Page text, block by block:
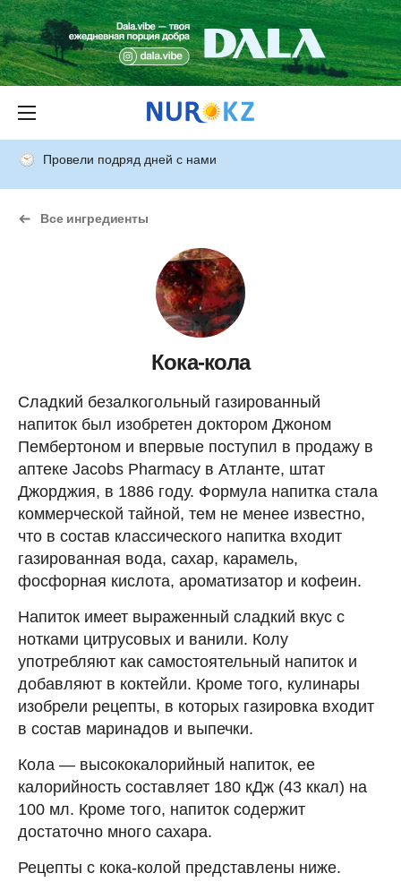
Провели подряд дней с нами
Все ингредиенты
Кока-кола
Сладкий безалкогольный газированный
напиток был изобретен доктором Джоном
Пембертоном и впервые поступил в продажу в
аптеке Jacobs Pharmacy в Атланте, штат
Джорджия, в 1886 году. Формула напитка стала
коммерческой тайной, тем не менее известно,
что в состав классического напитка входит
газированная вода, сахар, карамель,
фосфорная кислота, ароматизатор и кофеин.
Напиток имеет выраженный сладкий вкус с
нотками цитрусовых и ванили. Колу
употребляют как самостоятельный напиток и
добавляют в коктейли. Кроме того, кулинары
изобрели рецепты, в которых газировка входит
в состав маринадов и выпечки.
Кола — высококалорийный напиток, ее
калорийность составляет 180 кДж (43 ккал) на
100 мл. Кроме того, напиток содержит
достаточно много сахара.
Рецепты с кока-колой представлены ниже.